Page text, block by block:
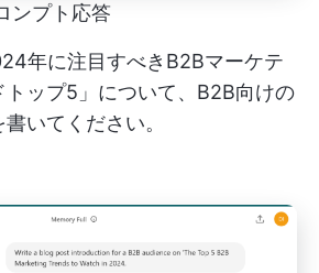
ンプト応答
年に注目すべきB2Bマーケテ
トップ5」について、B2B向けの
いてください。